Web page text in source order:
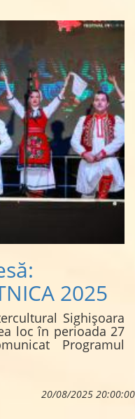
2025
Sighișoara
loc în perioada 27
Programul
20/08/2025 20:00:00